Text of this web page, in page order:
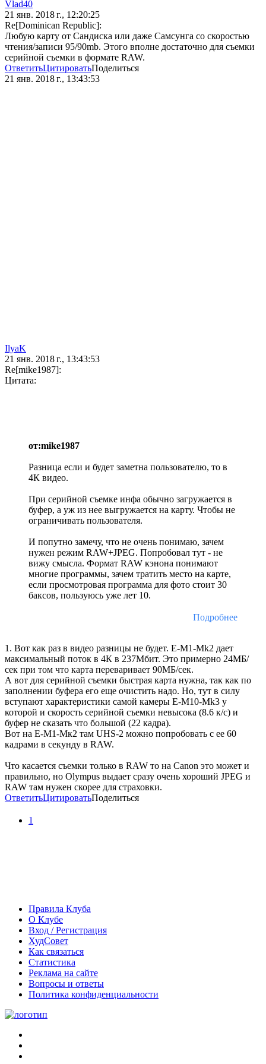
Vlad40
21 янв. 2018 г., 12:20:25
Re[Dominican Republic]:
Любую карту от Сандиска или даже Самсунга со скоростью
чтения/записи 95/90mb. Этого вполне достаточно для съемки
серийной съемки в формате RAW.
ОтветитьЦитироватьПоделиться
21 янв. 2018 г., 13:43:53
IlyaK
21 янв. 2018 г., 13:43:53
Re[mike1987]:
Цитата:
от:mike1987
Разница если и будет заметна пользователю, то в
4К видео.
При серийной съемке инфа обычно загружается в
буфер, а уж из нее выгружается на карту. Чтобы не
ограничивать пользователя.
И попутно замечу, что не очень понимаю, зачем
нужен режим RAW+JPEG. Попробовал тут - не
вижу смысла. Формат RAW кэнона понимают
многие программы, зачем тратить место на карте,
если просмотровая программа для фото стоит 30
баксов, пользуюсь уже лет 10.
Подробнее
1. Вот как раз в видео разницы не будет. E-M1-Mk2 дает
максимальный поток в 4К в 237Мбит. Это примерно 24МБ/
сек при том что карта переваривает 90МБ/сек.
А вот для серийной съемки быстрая карта нужна, так как по
заполнении буфера его еще очистить надо. Но, тут в силу
вступают характеристики самой камеры E-M10-Mk3 у
которой и скорость серийной съемки невысока (8.6 к/с) и
буфер не сказать что большой (22 кадра).
Вот на Е-М1-Мк2 там UHS-2 можно попробовать с ее 60
кадрами в секунду в RAW.
Что касается съемки только в RAW то на Canon это может и
правильно, но Olympus выдает сразу очень хороший JPEG и
RAW там нужен скорее для страховки.
ОтветитьЦитироватьПоделиться
1
Правила Клуба
О Клубе
Вход / Регистрация
ХудСовет
Как связаться
Статистика
Реклама на сайте
Вопросы и ответы
Политика конфиденциальности